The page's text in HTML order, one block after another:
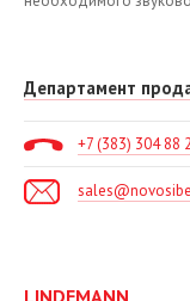
Департамент
+7 (383) 304 88